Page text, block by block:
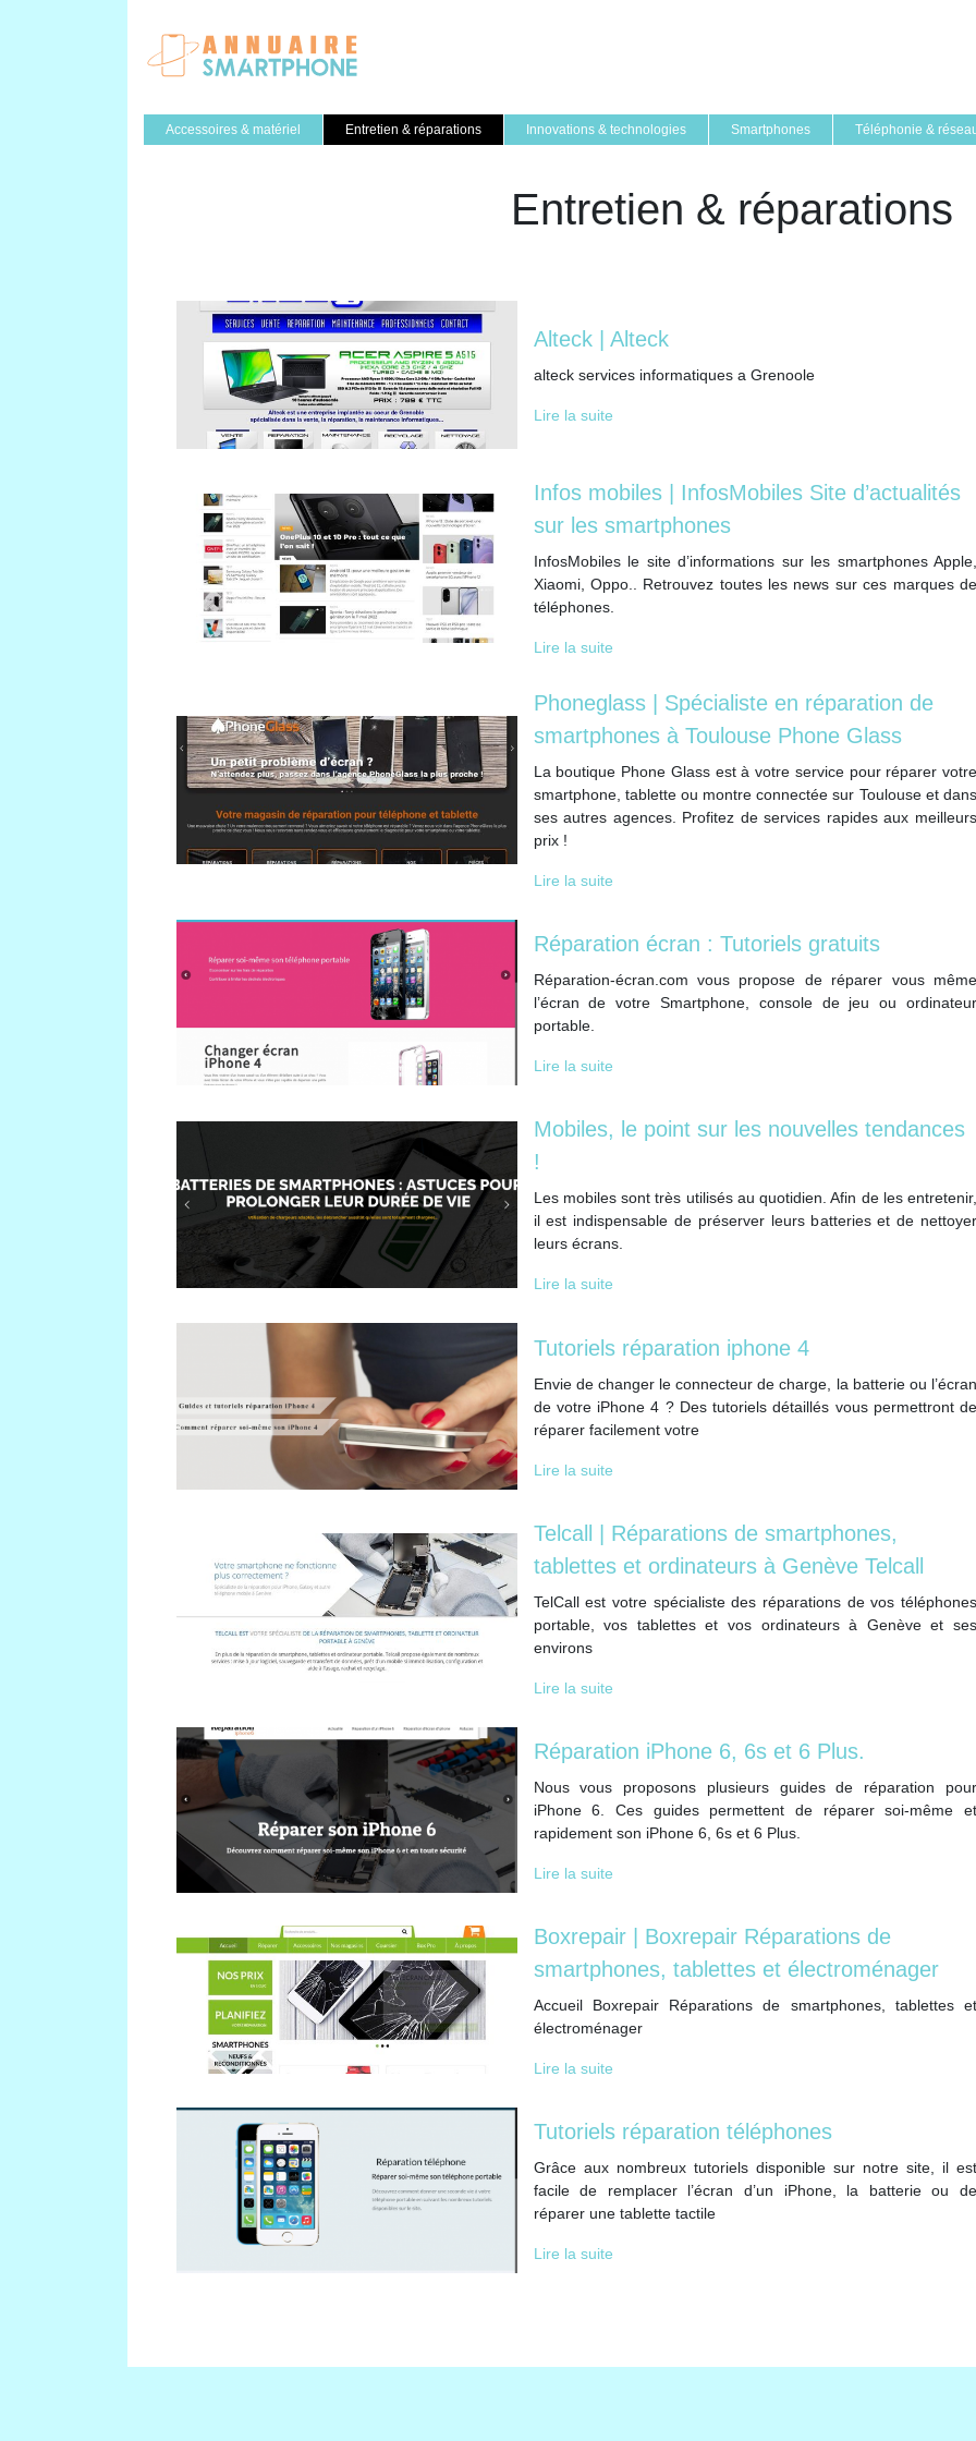
Accessoires & matériel Entretien & réparations Innovations & technologies Smartphones Téléphonie &
Entretien & réparations
Alteck | Alteck
alteck services informatiques a Grenoole
Lire la suite
Infos mobiles | InfosMobiles Site d’actualités
sur les smartphones
InfosMobiles le site d’informations sur les smartphones Apple,
Xiaomi, Oppo.. Retrouvez toutes les news sur ces marques de
téléphones.
Lire la suite
Phoneglass | Spécialiste en réparation de
smartphones à Toulouse Phone Glass
La boutique Phone Glass est à votre service pour réparer votre
smartphone, tablette ou montre connectée sur Toulouse et dans
ses autres agences. Profitez de services rapides aux meilleurs
prix !
Lire la suite
Réparation écran : Tutoriels gratuits
Réparation-écran.com vous propose de réparer vous même
l’écran de votre Smartphone, console de jeu ou ordinateur
portable.
Lire la suite
Mobiles, le point sur les nouvelles tendances
!
Les mobiles sont très utilisés au quotidien. Afin de les entretenir,
il est indispensable de préserver leurs batteries et de nettoyer
leurs écrans.
Lire la suite
Tutoriels réparation iphone 4
Envie de changer le connecteur de charge, la batterie ou l’écran
de votre iPhone 4 ? Des tutoriels détaillés vous permettront de
réparer facilement votre
Lire la suite
Telcall | Réparations de smartphones,
tablettes et ordinateurs à Genève Telcall
TelCall est votre spécialiste des réparations de vos téléphones
portable, vos tablettes et vos ordinateurs à Genève et ses
environs
Lire la suite
Réparation iPhone 6, 6s et 6 Plus.
Nous vous proposons plusieurs guides de réparation pour
iPhone 6. Ces guides permettent de réparer soi-même et
rapidement son iPhone 6, 6s et 6 Plus.
Lire la suite
Boxrepair | Boxrepair Réparations de
smartphones, tablettes et électroména­ger
Accueil Boxrepair Réparations de smartphones, tablettes et
électroménager
Lire la suite
Tutoriels réparation téléphones
Grâce aux nombreux tutoriels disponible sur notre site, il est
facile de remplacer l’écran d’un iPhone, la batterie ou de
réparer une tablette tactile
Lire la suite